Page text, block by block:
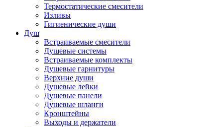
Термостатические смесители
Изливы
Гигиенические души
Душ
Встраиваемые смесители
Душевые системы
Встраиваемые комплекты
Душевые гарнитуры
Верхние души
Душевые лейки
Душевые панели
Душевые шланги
Кронштейны
Выходы и держатели